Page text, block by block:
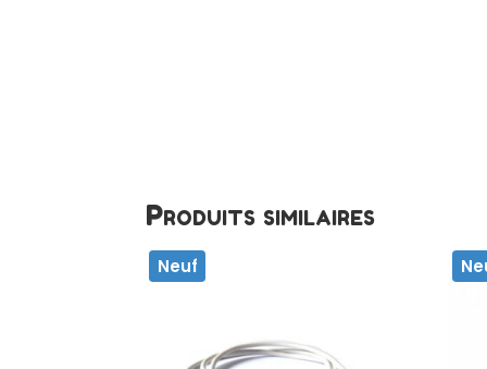
Produits similaires
Neuf